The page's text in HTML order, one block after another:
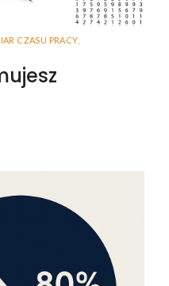
CZASU PRACY,